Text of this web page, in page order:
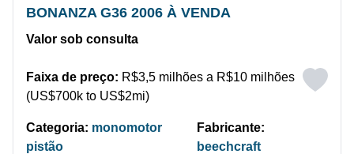
BONANZA G36 2006 À VENDA
Valor sob consulta
Faixa de preço: R$3,5 milhões a R$10 milhões
(US$700k to US$2mi)
Categoria: monomotor
pistão
Fabricante:
beechcraft